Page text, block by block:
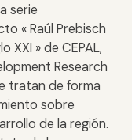
serie
« Raúl Prebisch
XXI » de CEPAL,
Research
tratan de forma
sobre
de la región.